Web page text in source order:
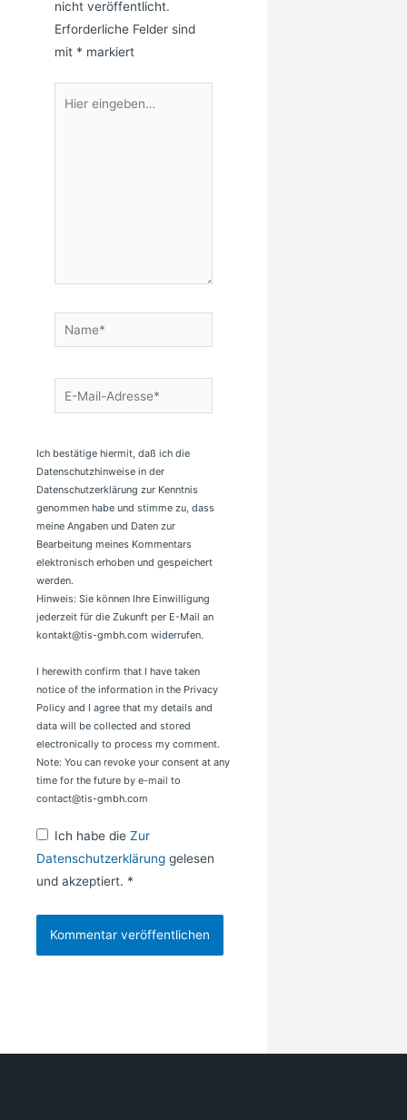
nicht veröffentlicht.
Erforderliche Felder sind
mit * markiert
eingeben…
Name*
E-
Mail-
Ich bestätige hiermit, daß ich die
Datenschutzhinweise in der
Datenschutzerklärung zur Kenntnis
genommen habe und stimme zu, dass
meine Angaben und Daten zur
Bearbeitung meines Kommentars
elektronisch erhoben und gespeichert
werden.
Hinweis: Sie können Ihre Einwilligung
jederzeit für die Zukunft per E-Mail an
kontakt@tis-gmbh.com widerrufen.
I herewith confirm that I have taken
notice of the information in the Privacy
Policy and I agree that my details and
data will be collected and stored
electronically to process my comment.
Note: You can revoke your consent at any
time for the future by e-mail to
contact@tis-gmbh.com
Ich habe die Zur
Datenschutzerklärung gelesen
und akzeptiert. *